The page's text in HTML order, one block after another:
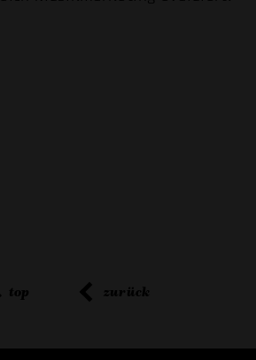
top zurück